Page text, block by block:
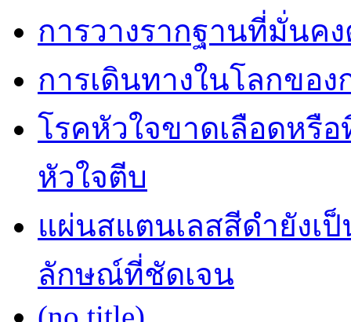
การวางรากฐานที่มั่นค
การเดินทางในโลกขอ
โรคหัวใจขาดเลือดหรื
หัวใจตีบ
แผ่นสแตนเลสสีดำยังเ
ลักษณ์ที่ชัดเจน